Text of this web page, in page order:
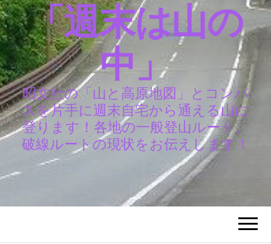
「週末は山の
中」
昭文社の「山と高原地図」とコンパ
スを片手に週末自宅から通える山に
登ります！各地の一般登山ルート、
破線ルートの現状をお伝えします！